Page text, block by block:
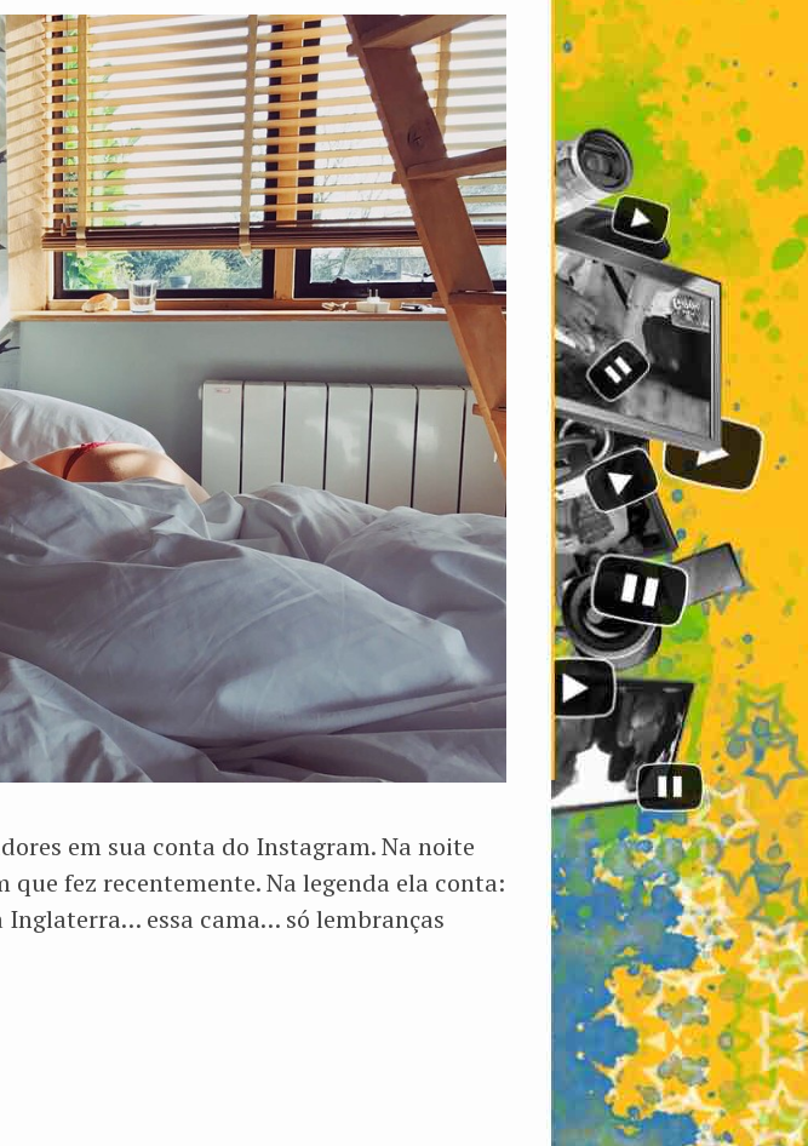
em sua conta do Instagram. Na noite
fez recentemente. Na legenda ela conta:
essa cama… só lembranças